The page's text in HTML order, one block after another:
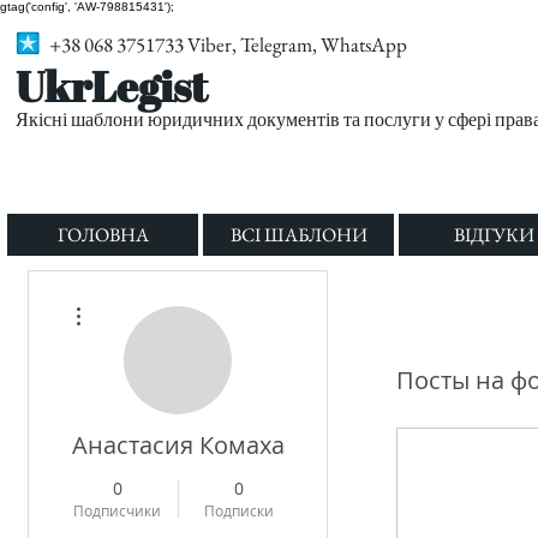
gtag('config', 'AW-798815431');
+38 068 3751733 Viber, Telegram, WhatsApp
UkrLegist
Якісні шаблони юридичних документів та послуги у сфері
ГОЛОВНА ВСІ ШАБЛОНИ ВІДГУКИ
Анастасия Комаха
0
Подписчики
0
Подписки
Посты на